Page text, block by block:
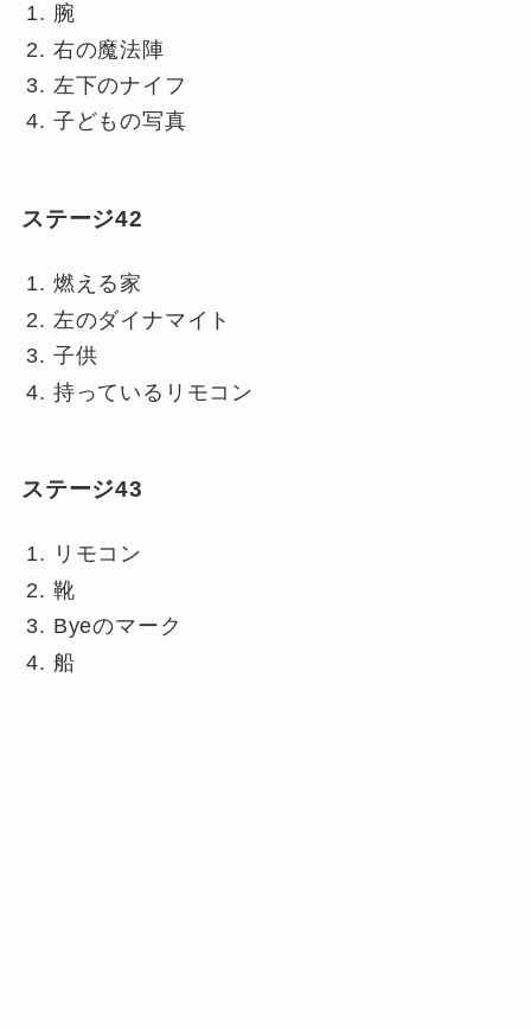
腕
右の魔法陣
左下のナイフ
子どもの写真
ステージ42
燃える家
左のダイナマイト
子供
持っているリモコン
ステージ43
リモコン
靴
Byeのマーク
船